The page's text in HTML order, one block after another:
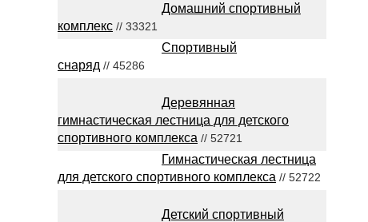
Домашний спортивный
комплекс // 33321
Спортивный
снаряд // 45286
Деревянная
гимнастическая лестница для детского
спортивного комплекса // 52721
Гимнастическая лестница
для детского спортивного комплекса // 52722
Детский спортивный